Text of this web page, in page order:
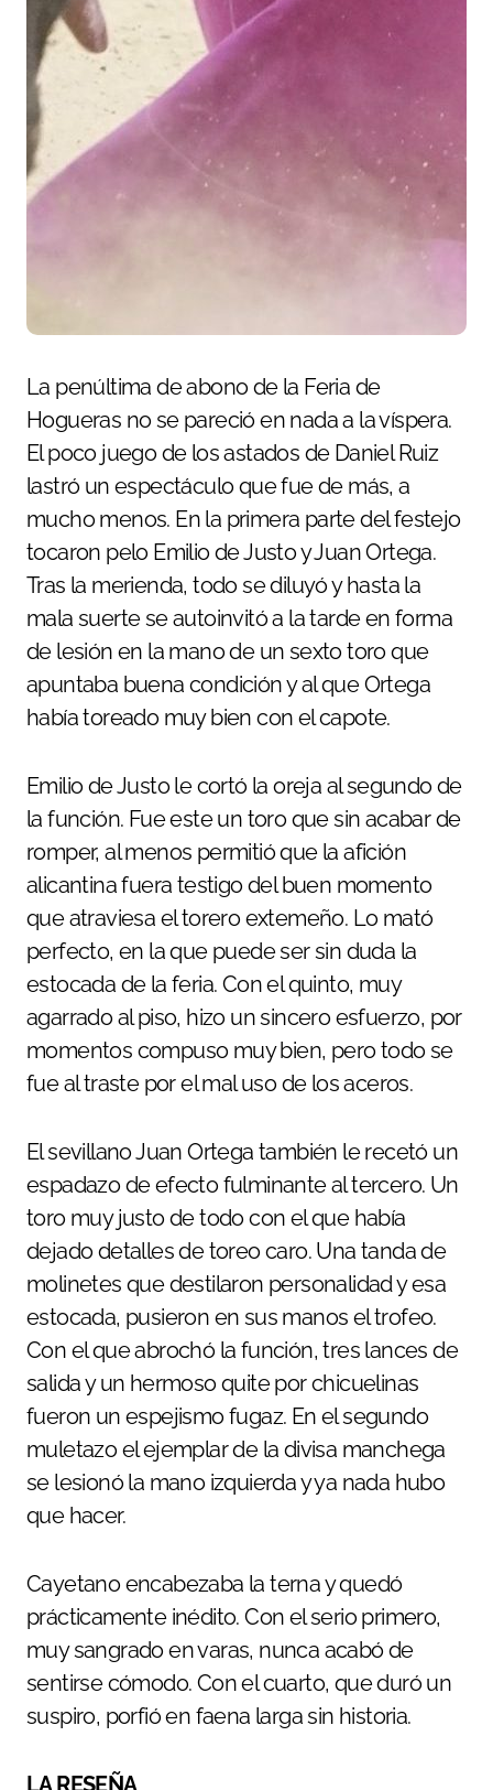
La penúltima de abono de la Feria de
Hogueras no se pareció en nada a la víspera.
El poco juego de los astados de Daniel Ruiz
lastró un espectáculo que fue de más, a
mucho menos. En la primera parte del festejo
tocaron pelo Emilio de Justo y Juan Ortega.
Tras la merienda, todo se diluyó y hasta la
mala suerte se autoinvitó a la tarde en forma
de lesión en la mano de un sexto toro que
apuntaba buena condición y al que Ortega
había toreado muy bien con el capote.
Emilio de Justo le cortó la oreja al segundo de
la función. Fue este un toro que sin acabar de
romper, al menos permitió que la afición
alicantina fuera testigo del buen momento
que atraviesa el torero extemeño. Lo mató
perfecto, en la que puede ser sin duda la
estocada de la feria. Con el quinto, muy
agarrado al piso, hizo un sincero esfuerzo, por
momentos compuso muy bien, pero todo se
fue al traste por el mal uso de los aceros.
El sevillano Juan Ortega también le recetó un
espadazo de efecto fulminante al tercero. Un
toro muy justo de todo con el que había
dejado detalles de toreo caro. Una tanda de
molinetes que destilaron personalidad y esa
estocada, pusieron en sus manos el trofeo.
Con el que abrochó la función, tres lances de
salida y un hermoso quite por chicuelinas
fueron un espejismo fugaz. En el segundo
muletazo el ejemplar de la divisa manchega
se lesionó la mano izquierda y ya nada hubo
que hacer.
Cayetano encabezaba la terna y quedó
prácticamente inédito. Con el serio primero,
muy sangrado en varas, nunca acabó de
sentirse cómodo. Con el cuarto, que duró un
suspiro, porfió en faena larga sin historia.
LA RESEÑA